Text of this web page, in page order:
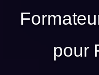
pour